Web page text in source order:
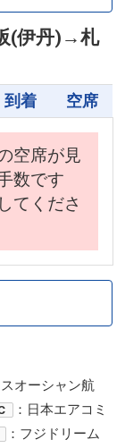
(伊丹) →札
到着 空席
空席が見
数です
てくださ
オーシャン航
：日本エアコミ
：フジドリーム